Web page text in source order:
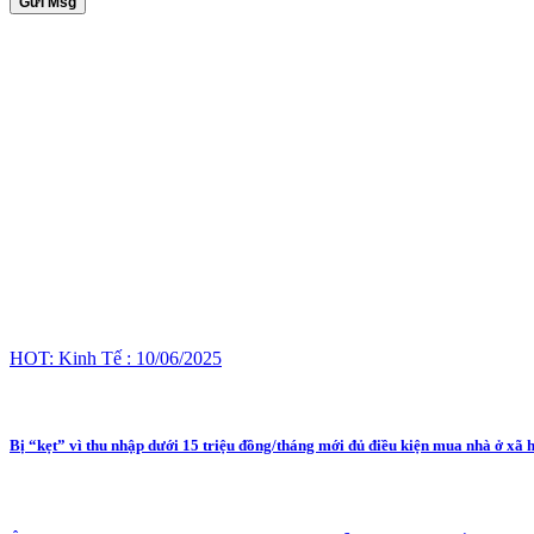
HOT: Kinh Tế : 10/06/2025
Bị “kẹt” vì thu nhập dưới 15 triệu đồng/tháng mới đủ điều kiện mua nhà ở xã